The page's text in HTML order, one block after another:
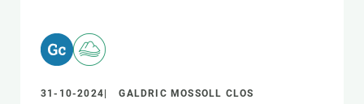
31-10-2024 GALDRIC MOSSOLL CLOS